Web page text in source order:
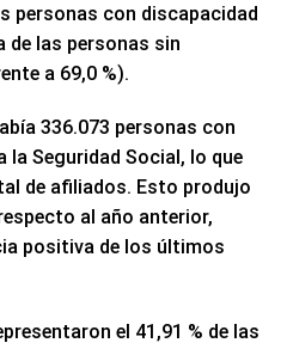
personas con discapacidad
de las personas sin
a 69,0 %).
336.073 personas con
la Seguridad Social, lo que
de afiliados. Esto produjo
al año anterior,
positiva de los últimos
el 41,91 % de las